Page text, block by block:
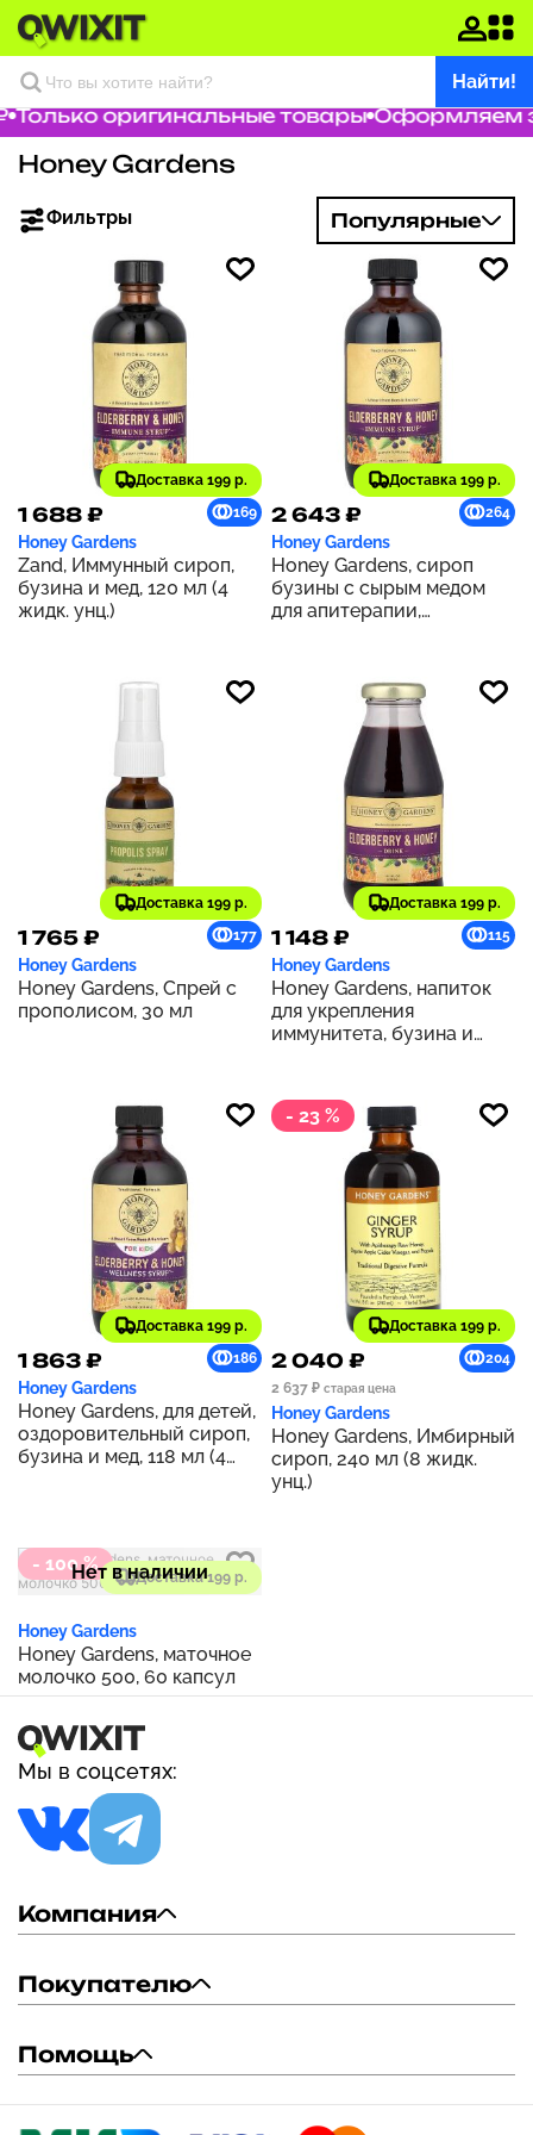
Найти!
Только оригинальные товары Оформляем
Honey Gardens
Фильтры Популярные
Доставка 199 р.
1 688 ₽ 169
Honey Gardens
Zand, Иммунный сироп,
бузина и мед, 120 мл (4
жидк. унц.)
Доставка 199 р.
2 643 ₽ 264
Honey Gardens
Honey Gardens, сироп
бузины с сырым медом
для апитерапии,
240 мл (8 жидк. унций)
Доставка 199 р.
1 765 ₽ 177
Honey Gardens
Honey Gardens, Спрей с
прополисом, 30 мл
Доставка 199 р.
1 148 ₽ 115
Honey Gardens
Honey Gardens, напиток
для укрепления
иммунитета, бузина и
Доставка 199 р.
1 863 ₽ 186
Honey Gardens
Honey Gardens, для детей,
оздоровительный сироп,
бузина и мед, 118 мл (4
- 23 %
Доставка 199 р.
2 040 ₽
204
2 637 ₽ старая цена
Honey Gardens
Honey Gardens, Имбирный
сироп, 240 мл (8 жидк.
унц.)
- 100 %
Доставка 199 р.
Нет в наличии
Honey Gardens
Honey Gardens, маточное
молочко 500, 60 капсул
Мы в соцсетях:
Компания
Покупателю
Помощь